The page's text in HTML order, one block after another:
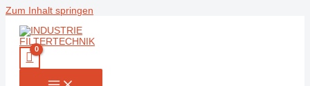
Zum Inhalt springen